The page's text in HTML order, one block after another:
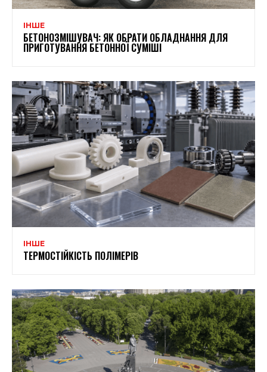
ІНШЕ
БЕТОНОЗМІШУВАЧ: ЯК ОБРАТИ ОБЛАДНАННЯ ДЛЯ
ПРИГОТУВАННЯ БЕТОННОЇ СУМІШІ
ІНШЕ
ТЕРМОСТІЙКІСТЬ ПОЛІМЕРІВ